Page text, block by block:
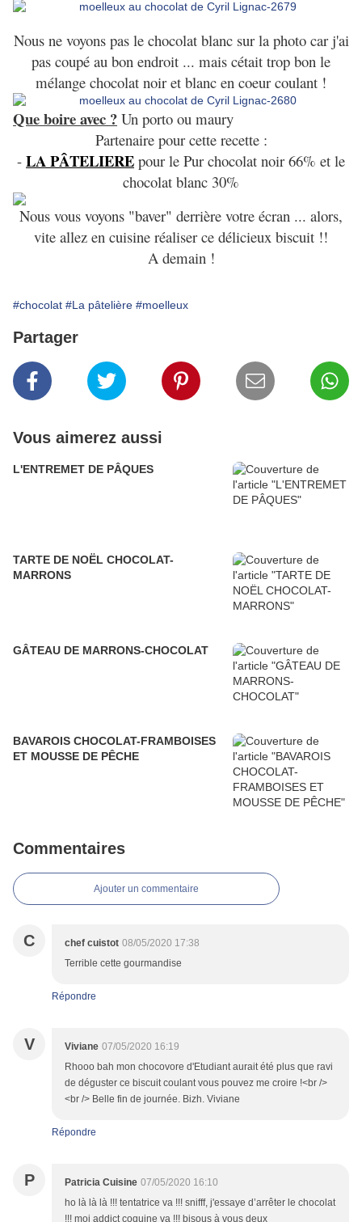
Nous ne voyons pas le chocolat blanc sur la photo car j'ai
pas coupé au bon endroit ... mais cétait trop bon le
mélange chocolat noir et blanc en coeur coulant !
Que boire avec ? Un porto ou maury
Partenaire pour cette recette :
- LA PÂTELIERE pour le Pur chocolat noir 66% et le
chocolat blanc 30%
Nous vous voyons "baver" derrière votre écran ... alors,
vite allez en cuisine réaliser ce délicieux biscuit !!
A demain !
#chocolat #La pâtelière #moelleux
Partager
Vous aimerez aussi
L'ENTREMET DE PÂQUES
TARTE DE NOËL CHOCOLAT-
MARRONS
GÂTEAU DE MARRONS-CHOCOLAT
BAVAROIS CHOCOLAT-FRAMBOISES
ET MOUSSE DE PÊCHE
Commentaires
Ajouter un commentaire
C chef cuistot 08/05/2020 17:38
Terrible cette gourmandise
Répondre
V Viviane 07/05/2020 16:19
Rhooo bah mon chocovore d'Etudiant aurait été plus que ravi
de déguster ce biscuit coulant vous pouvez me croire !<br />
<br /> Belle fin de journée. Bizh. Viviane
Répondre
P Patricia Cuisine 07/05/2020 16:10
ho là là là !!! tentatrice va !!! snifff, j'essaye d’arrêter le chocolat
!!! moi addict coquine va !!! bisous à vous deux